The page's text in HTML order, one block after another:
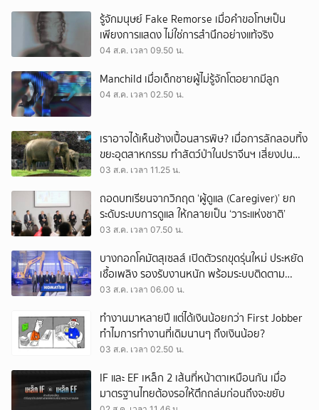
รู้จักมนุษย์ Fake Remorse เมื่อคำขอโทษเป็น
เพียงการแสดง ไม่ใช่การสำนึกอย่างแท้จริง
04 ส.ค. เวลา 09.50 น.
Manchild เมื่อเด็กชายผู้ไม่รู้จักโตอยากมีลูก
04 ส.ค. เวลา 02.50 น.
เราอาจได้เห็นช้างเปื้อนสารพิษ? เมื่อการลักลอบทิ้ง
ขยะอุตสาหกรรม ทำสัตว์ป่าในปราจีนฯ เสี่ยงปน
เปื้อน
03 ส.ค. เวลา 11.25 น.
ถอดบทเรียนจากวิกฤต ‘ผู้ดูแล (Caregiver)’ ยก
ระดับระบบการดูแล ให้กลายเป็น ‘วาระแห่งชาติ’
03 ส.ค. เวลา 07.50 น.
บางกอกโคมัตสุเซลส์ เปิดตัวรถขุดรุ่นใหม่ ประหยัด
เชื้อเพลิง รองรับงานหนัก พร้อมระบบติดตาม
เครื่องจักรผ่านดาวเทียม
03 ส.ค. เวลา 06.00 น.
ทำงานมาหลายปี แต่ได้เงินน้อยกว่า First Jobber
ทำไมการทำงานที่เดิมนานๆ ถึงเงินน้อย?
03 ส.ค. เวลา 02.50 น.
IF และ EF เหล็ก 2 เส้นที่หน้าตาเหมือนกัน เมื่อ
มาตรฐานไทยต้องรอให้ตึกถล่มก่อนถึงจะขยับ